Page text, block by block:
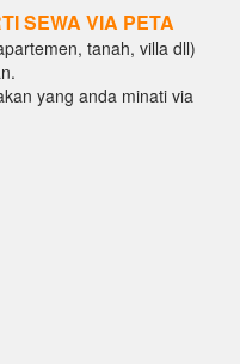
SEWA VIA PETA
tanah, villa dll)
yang anda minati via